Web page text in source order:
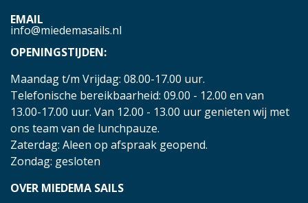
EMAIL
info@miedemasails.nl
OPENINGSTIJDEN:
Maandag t/m Vrijdag: 08.00-17.00 uur.
Telefonische bereikbaarheid: 09.00 - 12.00 en van
13.00-17.00 uur. Van 12.00 - 13.00 uur genieten wij met
ons team van de lunchpauze.
Zaterdag: Aleen op afspraak geopend.
Zondag: gesloten
OVER MIEDEMA SAILS